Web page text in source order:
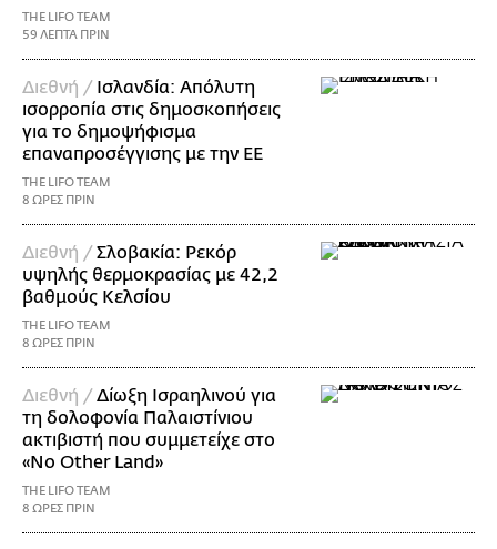
THE LIFO TEAM
59 ΛΕΠΤΑ ΠΡΙΝ
Διεθνή / Ισλανδία: Απόλυτη
ισορροπία στις δημοσκοπήσεις
για το δημοψήφισμα
επαναπροσέγγισης με την ΕΕ
THE LIFO TEAM
8 ΩΡΕΣ ΠΡΙΝ
Διεθνή /Σλοβακία: Ρεκόρ
υψηλής θερμοκρασίας με 42,2
βαθμούς Κελσίου
THE LIFO TEAM
8 ΩΡΕΣ ΠΡΙΝ
Διεθνή /Δίωξη Ισραηλινού για
τη δολοφονία Παλαιστίνιου
ακτιβιστή που συμμετείχε στο
«No Other Land»
THE LIFO TEAM
8 ΩΡΕΣ ΠΡΙΝ